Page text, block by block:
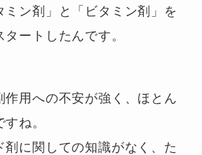
ミン剤」と「ビタミン剤」を
ートしたんです。
作用への不安が強く、ほとん
ね。
剤に関しての知識がなく、た